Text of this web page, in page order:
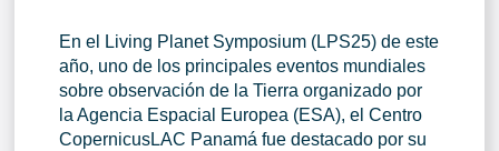
En el Living Planet Symposium (LPS25) de este
año, uno de los principales eventos mundiales
sobre observación de la Tierra organizado por
la Agencia Espacial Europea (ESA), el Centro
CopernicusLAC Panamá fue destacado por su